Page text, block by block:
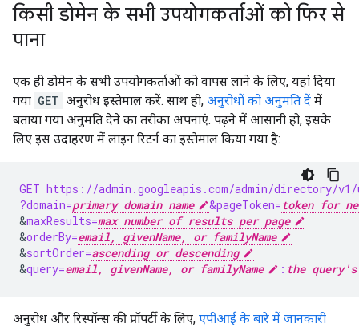
किसी डोमेन के सभी उपयोगकर्ताओं को फिर से
पाना
एक ही डोमेन के सभी उपयोगकर्ताओं को वापस लाने के लिए, यहां दिया
गया GET अनुरोध इस्तेमाल करें. साथ ही, अनुरोधों को अनुमति दें में
बताया गया अनुमति देने का तरीका अपनाएं. पढ़ने में आसानी हो, इसके
लिए इस उदाहरण में लाइन रिटर्न का इस्तेमाल किया गया है:
GET https://admin.googleapis.com/admin/directory/v1/
?domain=primary domain name &pageToken=token for
&maxResults=max number of results per page
&orderBy=email, givenName, or familyName
&sortOrder=ascending or descending
&query=email, givenName, or familyName : the
अनुरोध और रिस्पॉन्स की प्रॉपर्टी के लिए, एपीआई के बारे में जानकारी